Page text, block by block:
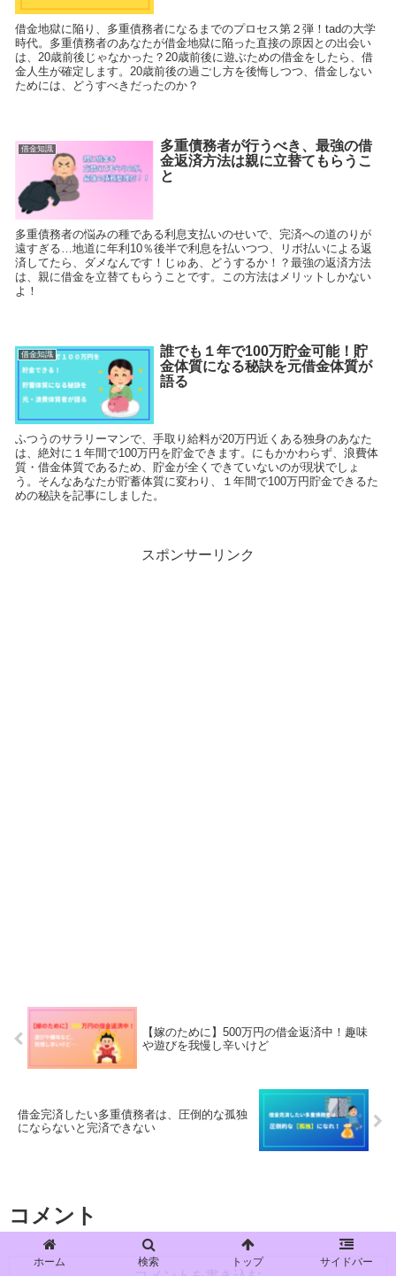
借金地獄に陥り、多重債務者になるまでのプロセス第２弾！tadの大学
時代。多重債務者のあなたが借金地獄に陥った直接の原因との出会い
は、20歳前後じゃなかった？20歳前後に遊ぶための借金をしたら、借
金人生が確定します。20歳前後の過ごし方を後悔しつつ、借金しない
ためには、どうすべきだったのか？
借金知識
多重債務者が行うべき、最強の借
金返済方法は親に立替てもらうこ
と
多重債務者の悩みの種である利息支払いのせいで、完済への道のりが
遠すぎる…地道に年利10％後半で利息を払いつつ、リボ払いによる返
済してたら、ダメなんです！じゅあ、どうするか！？最強の返済方法
は、親に借金を立替てもらうことです。この方法はメリットしかない
よ！
借金知識
誰でも１年で100万貯金可能！貯
金体質になる秘訣を元借金体質が
語る
ふつうのサラリーマンで、手取り給料が20万円近くある独身のあなた
は、絶対に１年間で100万円を貯金できます。にもかかわらず、浪費体
質・借金体質であるため、貯金が全くできていないのが現状でしょ
う。そんなあなたが貯蓄体質に変わり、１年間で100万円貯金できるた
めの秘訣を記事にしました。
スポンサーリンク
【嫁のために】500万円の借金返済中！趣味
や遊びを我慢し辛いけど
借金完済したい多重債務者は、圧倒的な孤独
にならないと完済できない
コメント
ホーム 検索 トップ サイドバー